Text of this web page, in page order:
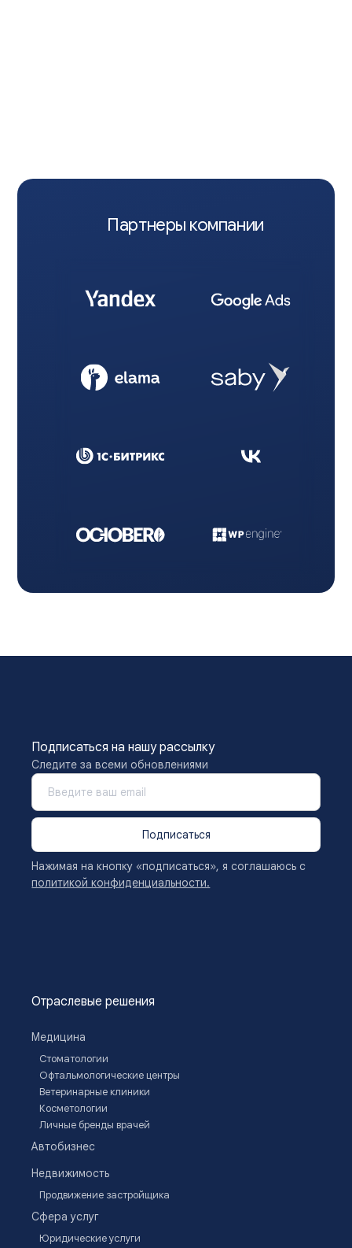
Партнеры компании
Подписаться на нашу рассылку
Следите за всеми обновлениями
Подписаться
Нажимая на кнопку «подписаться», я соглашаюсь с
политикой конфиденциальности.
Отраслевые решения
Медицина
Стоматологии
Офтальмологические центры
Ветеринарные клиники
Косметологии
Личные бренды врачей
Автобизнес
Недвижимость
Продвижение застройщика
Сфера услуг
Юридические услуги